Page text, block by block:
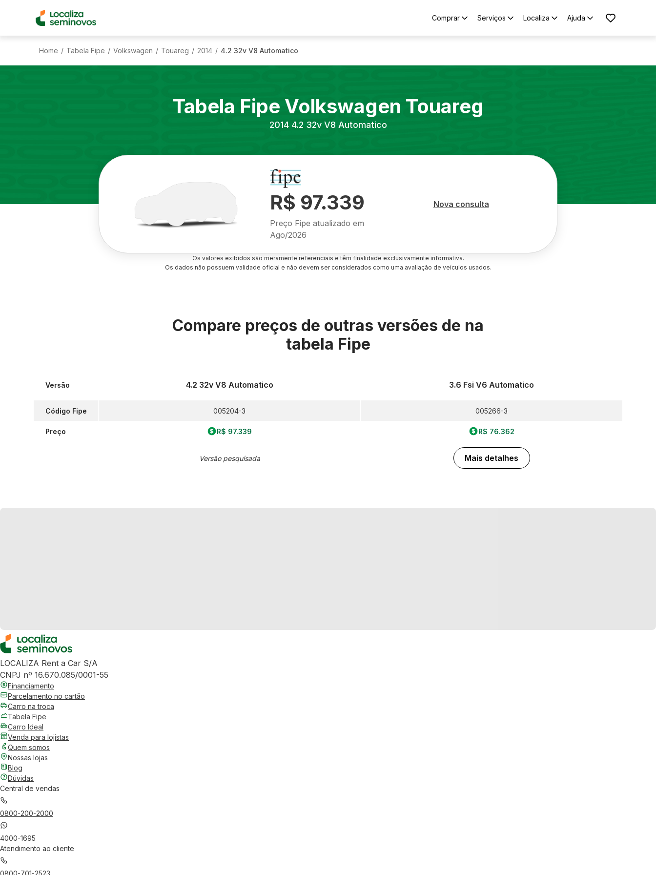
Comprar Serviços Localiza Ajuda
Home / Tabela Fipe / Volkswagen / Touareg / 2014 / 4.2 32v V8 Automatico
Tabela Fipe Volkswagen Touareg
2014 4.2 32v V8 Automatico
R$ 97.339
Preço Fipe atualizado em
Ago/2026
Nova consulta
Os valores exibidos são meramente referenciais e têm finalidade exclusivamente informativa.
Os dados não possuem validade oficial e não devem ser considerados como uma avaliação de veículos usados.
Compare preços de outras versões de na
tabela Fipe
Versão
Código Fipe
Preço
4.2 32v V8 Automatico
005204-3
R$ 97.339
Versão pesquisada
3.6 Fsi V6 Automatico
005266-3
R$ 76.362
Mais detalhes
LOCALIZA Rent a Car S/A
CNPJ nº 16.670.085/0001-55
Financiamento
Parcelamento no cartão
Carro na troca
Tabela Fipe
Carro Ideal
Venda para lojistas
Quem somos
Nossas lojas
Blog
Dúvidas
Central de vendas
0800-200-2000
4000-1695
Atendimento ao cliente
0800-701-2523